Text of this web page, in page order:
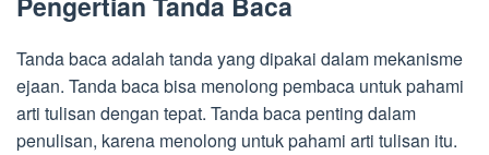
Tanda baca adalah tanda yang dipakai dalam mekanisme
ejaan. Tanda baca bisa menolong pembaca untuk pahami
arti tulisan dengan tepat. Tanda baca penting dalam
penulisan, karena menolong untuk pahami arti tulisan itu.